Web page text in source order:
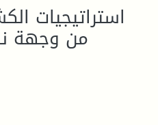
استراتيجيات
من وجهة